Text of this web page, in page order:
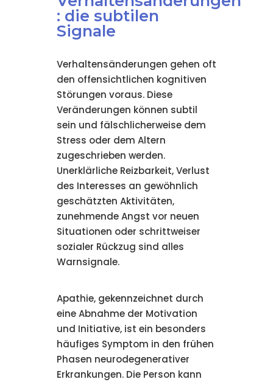
: die subtilen
Signale
Verhaltensänderungen gehen oft
den offensichtlichen kognitiven
Störungen voraus. Diese
Veränderungen können subtil
sein und fälschlicherweise dem
Stress oder dem Altern
zugeschrieben werden.
Unerklärliche Reizbarkeit, Verlust
des Interesses an gewöhnlich
geschätzten Aktivitäten,
zunehmende Angst vor neuen
Situationen oder schrittweiser
sozialer Rückzug sind alles
Warnsignale.
Apathie, gekennzeichnet durch
eine Abnahme der Motivation
und Initiative, ist ein besonders
häufiges Symptom in den frühen
Phasen neurodegenerativer
Erkrankungen. Die Person kann